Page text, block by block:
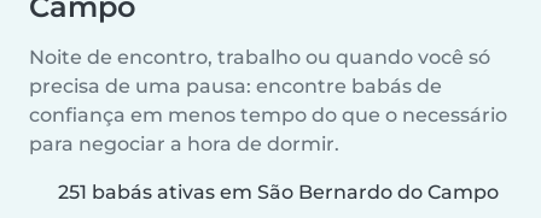
Noite de encontro, trabalho ou quando você só
precisa de uma pausa: encontre babás de
confiança em menos tempo do que o necessário
para negociar a hora de dormir.
251 babás ativas em São Bernardo do Campo